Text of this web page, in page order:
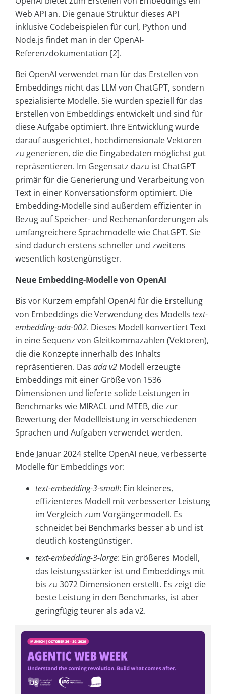
Web API an. Die genaue Struktur dieses API
inklusive Codebeispielen für curl, Python und
Node.js findet man in der OpenAI-
Referenzdokumentation [2].
Bei OpenAI verwendet man für das Erstellen von
Embeddings nicht das LLM von ChatGPT, sondern
spezialisierte Modelle. Sie wurden speziell für das
Erstellen von Embeddings entwickelt und sind für
diese Aufgabe optimiert. Ihre Entwicklung wurde
darauf ausgerichtet, hochdimensionale Vektoren
zu generieren, die die Eingabedaten möglichst gut
repräsentieren. Im Gegensatz dazu ist ChatGPT
primär für die Generierung und Verarbeitung von
Text in einer Konversationsform optimiert. Die
Embedding-Modelle sind außerdem effizienter in
Bezug auf Speicher- und Rechenanforderungen als
umfangreichere Sprachmodelle wie ChatGPT. Sie
sind dadurch erstens schneller und zweitens
wesentlich kostengünstiger.
Neue Embedding-Modelle von OpenAI
Bis vor Kurzem empfahl OpenAI für die Erstellung
von Embeddings die Verwendung des Modells text-
embedding-ada-002. Dieses Modell konvertiert Text
in eine Sequenz von Gleitkommazahlen (Vektoren),
die die Konzepte innerhalb des Inhalts
repräsentieren. Das ada v2 Modell erzeugte
Embeddings mit einer Größe von 1536
Dimensionen und lieferte solide Leistungen in
Benchmarks wie MIRACL und MTEB, die zur
Bewertung der Modellleistung in verschiedenen
Sprachen und Aufgaben verwendet werden.
Ende Januar 2024 stellte OpenAI neue, verbesserte
Modelle für Embeddings vor:
text-embedding-3-small: Ein kleineres,
effizienteres Modell mit verbesserter Leistung
im Vergleich zum Vorgängermodell. Es
schneidet bei Benchmarks besser ab und ist
deutlich kostengünstiger.
text-embedding-3-large: Ein größeres Modell,
das leistungsstärker ist und Embeddings mit
bis zu 3072 Dimensionen erstellt. Es zeigt die
beste Leistung in den Benchmarks, ist aber
geringfügig teurer als ada v2.